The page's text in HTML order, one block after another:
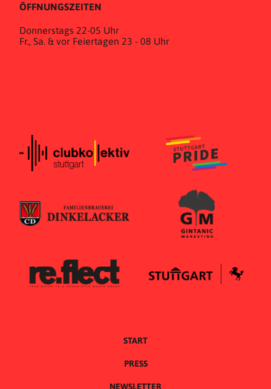
ÖFFNUNGSZEITEN
Donnerstags 22-05 Uhr
Fr., Sa. & vor Feiertagen 23 - 08 Uhr
START
PRESS
NEWSLETTER